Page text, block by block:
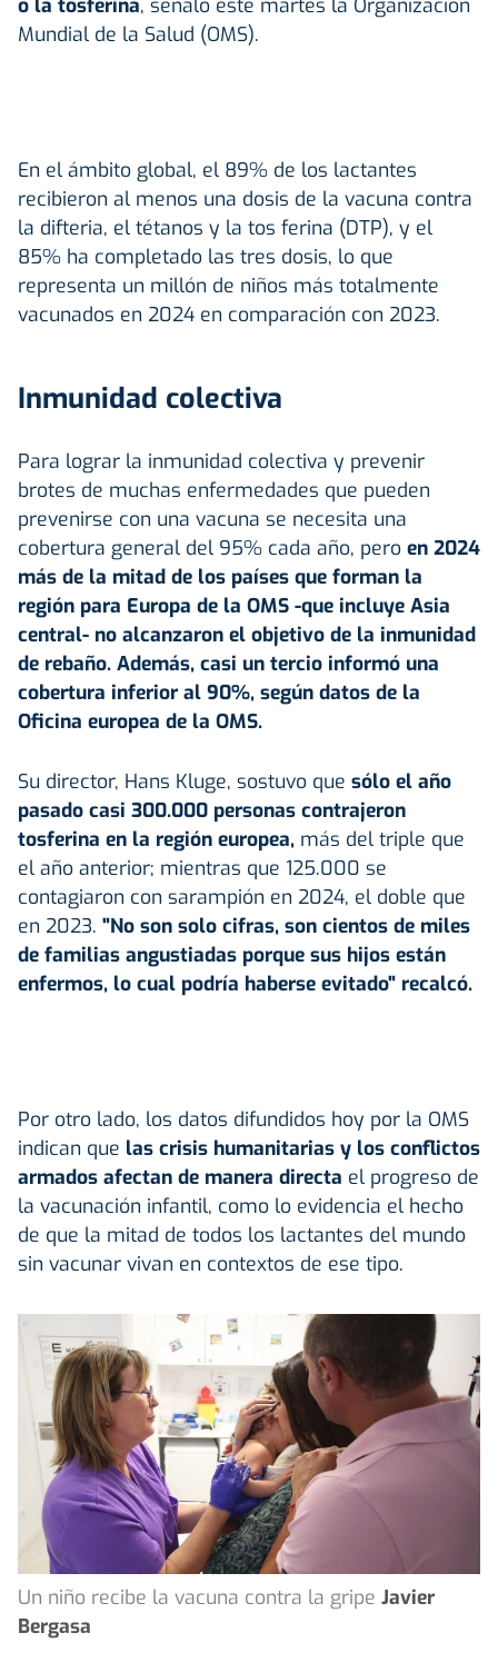
Mundial de la Salud (OMS).
En el ámbito global, el 89% de los lactantes
recibieron al menos una dosis de la vacuna contra
la difteria, el tétanos y la tos ferina (DTP), y el
85% ha completado las tres dosis, lo que
representa un millón de niños más totalmente
vacunados en 2024 en comparación con 2023.
Inmunidad colectiva
Para lograr la inmunidad colectiva y prevenir
brotes de muchas enfermedades que pueden
prevenirse con una vacuna se necesita una
cobertura general del 95% cada año, pero en 2024
más de la mitad de los países que forman la
región para Europa de la OMS -que incluye Asia
central- no alcanzaron el objetivo de la inmunidad
de rebaño. Además, casi un tercio informó una
cobertura inferior al 90%, según datos de la
Oficina europea de la OMS.
Su director, Hans Kluge, sostuvo que sólo el año
pasado casi 300.000 personas contrajeron
tosferina en la región europea, más del triple que
el año anterior; mientras que 125.000 se
contagiaron con sarampión en 2024, el doble que
en 2023. "No son solo cifras, son cientos de miles
de familias angustiadas porque sus hijos están
enfermos, lo cual podría haberse evitado" recalcó.
Por otro lado, los datos difundidos hoy por la OMS
indican que las crisis humanitarias y los conflictos
armados afectan de manera directa el progreso de
la vacunación infantil, como lo evidencia el hecho
de que la mitad de todos los lactantes del mundo
sin vacunar vivan en contextos de ese tipo.
Un niño recibe la vacuna contra la gripe Javier
Bergasa